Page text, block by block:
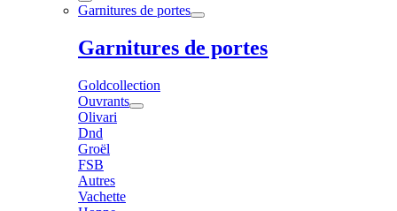
Garnitures de portes
Garnitures de portes
Goldcollection
Ouvrants
Olivari
Dnd
Groël
FSB
Autres
Vachette